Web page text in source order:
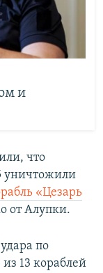
и
что
уничтожили
«Цезарь
от Алупки.
по
13 кораблей